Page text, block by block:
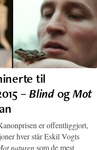
til
–BlindogMot
er offentliggjort,
hver står Eskil Vogts
naturensom de mest